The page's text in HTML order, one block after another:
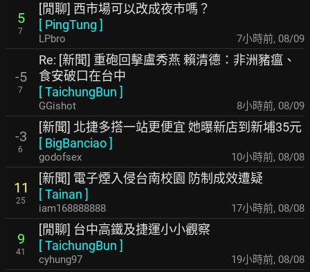
5
7
[閒聊] 西市場可以改成夜市嗎？
[ PingTung ]
LPbro 7小時前, 08/09
-5
7
Re: [新聞] 重砲回擊盧秀燕 賴清德：非洲豬瘟、
食安破口在台中
[TaichungBun ]
GGishot 8小時前, 08/09
-3
6
[新聞] 北捷多搭一站更便宜 她曝新店到新埔35元
[ BigBanciao]
godofsex 10小時前, 08/08
11
25
[新聞] 電子煙入侵台南校園 防制成效遭疑
[Tainan ]
iam168888888 17小時前, 08/08
9
41
[閒聊] 台中高鐵及捷運小小觀察
[TaichungBun ]
cyhung97 19小時前, 08/08